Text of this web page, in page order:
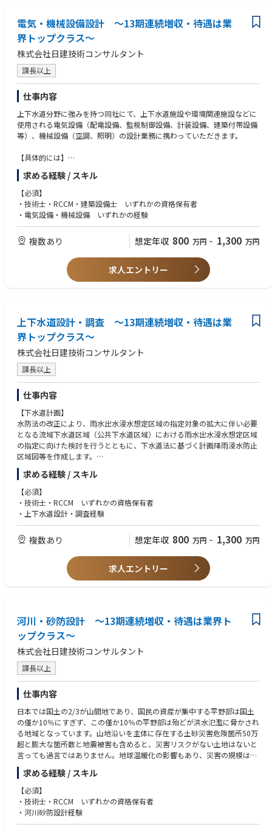
電気・機械設備設計 ～13期連続増収・待遇は業
界トップクラス～
株式会社日建技術コンサルタント
課長以上
仕事内容
上下水道分野に強みを持つ同社にて、上下水道施設や環境関連施設などに
使用される電気設備（配電設備、監視制御設備、計装設備、建築付帯設備
等）、機械設備（空調、照明）の設計業務に携わっていただきます。
【具体的には】
■調査、診断
■法手続
■基本構想および基本計画策定
■基本設計、詳細設計 など
※新規案件が3割、既存案件が7割程度となります。
※中途採用募集要項という冊子を準備しておりますので、選考時にお渡し
させて頂きます。
求める経験 / スキル
【必須】
・技術士・RCCM・建築設備士 いずれかの資格保有者
・電気設備・機械設備 いずれかの経験
複数あり 想定年収 800 万円 ~ 1,300 万円
求人エントリー
上下水道設計・調査 ～13期連続増収・待遇は業
界トップクラス～
株式会社日建技術コンサルタント
課長以上
仕事内容
【下水道計画】
水防法の改正により、雨水出水浸水想定区域の指定対象の拡大に伴い必要
となる流域下水道区域（公共下水道区域）における雨水出水浸水想定区域
の指定に向けた検討を行うとともに、下水道法に基づく計画降雨浸水防止
区域図等を作成します。
【下水道管渠設計】
近年、いわゆるゲリラ豪雨と呼ばれる局地的な大雨等により全国各地で浸
水被害が多発しており、下水道事業においては、気候変動を踏まえた都市
浸水対策施設の建設が進められています。都市部で施工される大口径都市
近年の地下利用状況に連動して大深度で計画される事が増えています。下
水道管渠工事は、一般的に大部分が市街地道路内での施工となるため、道
路交通や周辺環境等への影響、あるいは輻輳した地下埋設物道路橋基礎と
の近接施工など、厳しい制約条件の中で行われています。そのことから、
経済性・施工性・維持管理性それぞれの観点を考え設計を行います。
設設計、長寿命化計画、ストックマネjメント計画、設備改築設計および耐
震補強設計を行います。また、経年劣化による設備の老朽化対策（設備改
築設計）、耐震性能向上のための耐震補強設計、災害時等においても下水
処理場の機能確保するための耐水化設計等を行い、持続可能な下水道処理
場に貢献します。
※中途採用募集要項という冊子を準備しておりますので、選考時にお渡し
させて頂きます。
求める経験 / スキル
【必須】
・技術士・RCCM いずれかの資格保有者
・上下水道設計・調査経験
複数あり 想定年収 800 万円 ~ 1,300 万円
求人エントリー
河川・砂防設計 ～13期連続増収・待遇は業界ト
ップクラス～
株式会社日建技術コンサルタント
課長以上
仕事内容
日本では国土の2/3が山間地であり、国民の資産が集中する平野部は国土
の僅か10％にすぎず、この僅か10％の平野部は殆どが洪水氾濫に脅かされ
る地域となっています。山地沿いを主体に存在する土砂災害危険箇所50万
超と膨大な箇所数と地震被害も含めると、災害リスクがない土地はないと
言っても過言ではありません。地球温暖化の影響もあり、災害の規模は年
をおって大きくなる一方で、これに対応すべく、災害リスクに対応する危
険箇所や警戒区域の設定とハザードマップ周知、避難体制の確立等のソフ
ト対策を併用し、減災を推進して頂きます。
※中途採用募集要項という冊子を準備しておりますので、選考時にお渡し
求める経験 / スキル
【必須】
・技術士・RCCM いずれかの資格保有者
・河川砂防設計経験